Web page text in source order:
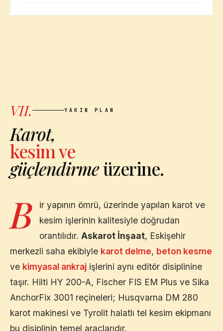
VII. YAKIN PLAN
Karot,
kesim ve
güçlendirmeüzerine.
B
ir yapının ömrü, üzerinde yapılan karot ve
kesim işlerinin kalitesiyle doğrudan
orantılıdır. Askarot İnşaat, Eskişehir
merkezli saha ekibiyle karot delme, beton kesme
ve kimyasal ankraj işlerini aynı editör disiplinine
taşır. Hilti HY 200-A, Fischer FIS EM Plus ve Sika
AnchorFix 3001 reçineleri; Husqvarna DM 280
karot makinesi ve Tyrolit halatlı tel kesim ekipmanı
bu disiplinin temel araçlarıdır.